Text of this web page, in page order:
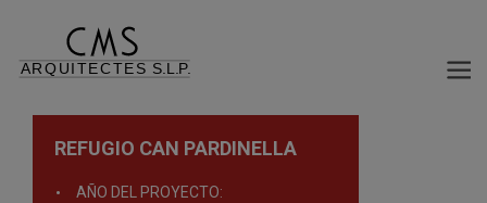
REFUGIO CAN PARDINELLA
AÑO DEL PROYECTO: